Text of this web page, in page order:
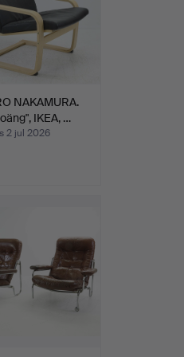
NAKAMURA.
IKEA, …
2 jul 2026